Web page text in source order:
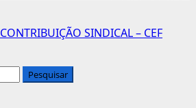
SINDICAL – CEF